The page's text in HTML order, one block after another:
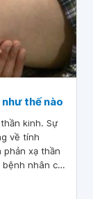
như thế nào
kinh. Sự
về tính
phản xạ thần
nhân có